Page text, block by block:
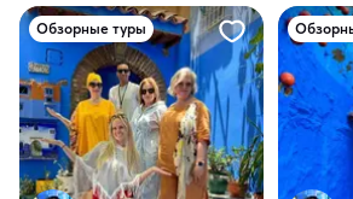
Обзорные туры